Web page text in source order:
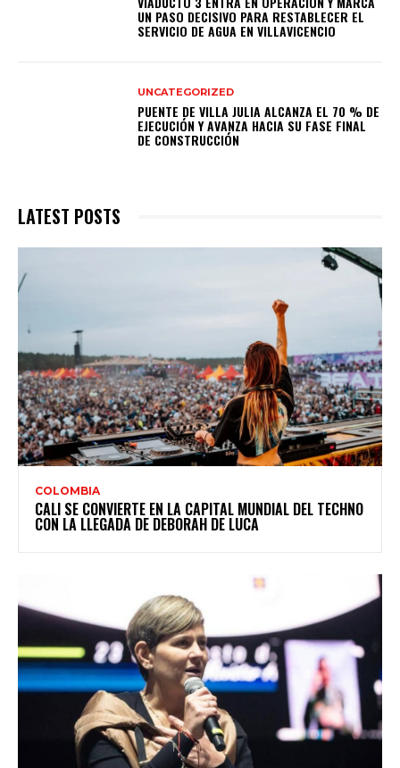
UN PASO DECISIVO PARA RESTABLECER EL
SERVICIO DE AGUA EN VILLAVICENCIO
UNCATEGORIZED
PUENTE DE VILLA JULIA ALCANZA EL 70 % DE
EJECUCIÓN Y AVANZA HACIA SU FASE FINAL
DE CONSTRUCCIÓN
LATEST POSTS
COLOMBIA
CALI SE CONVIERTE EN LA CAPITAL MUNDIAL DEL TECHNO
CON LA LLEGADA DE DEBORAH DE LUCA